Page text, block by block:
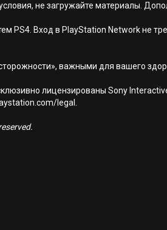
не загружайте материалы.
PS4. Вход в PlayStation Network не
важными для вашего
лицензированы Sony
legal.